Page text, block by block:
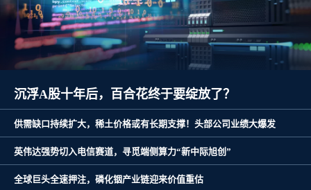
沉浮A股十年后，百合花终于要绽放了？
供需缺口持续扩大，稀土价格或有长期支撑！头部公司业绩大爆发
英伟达强势切入电信赛道，寻觅端侧算力“新中际旭创”
全球巨头全速押注，磷化铟产业链迎来价值重估